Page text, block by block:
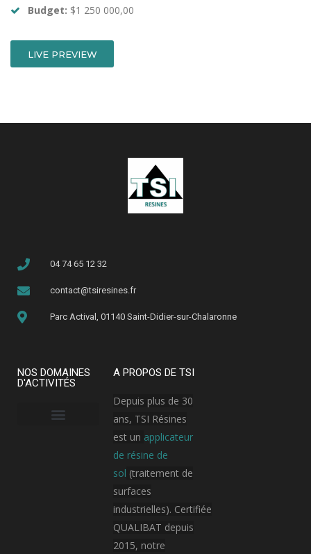
Budget: $1 250 000,00
LIVE PREVIEW
04 74 65 12 32
contact@tsiresines.fr
Parc Actival, 01140 Saint-Didier-sur-Chalaronne
NOS DOMAINES
D'ACTIVITÉS
A PROPOS DE TSI
Depuis plus de 30
ans, TSI Résines
est un applicateur
de résine de
sol (traitement de
surfaces
industrielles). Certifiée
QUALIBAT depuis
2015, notre